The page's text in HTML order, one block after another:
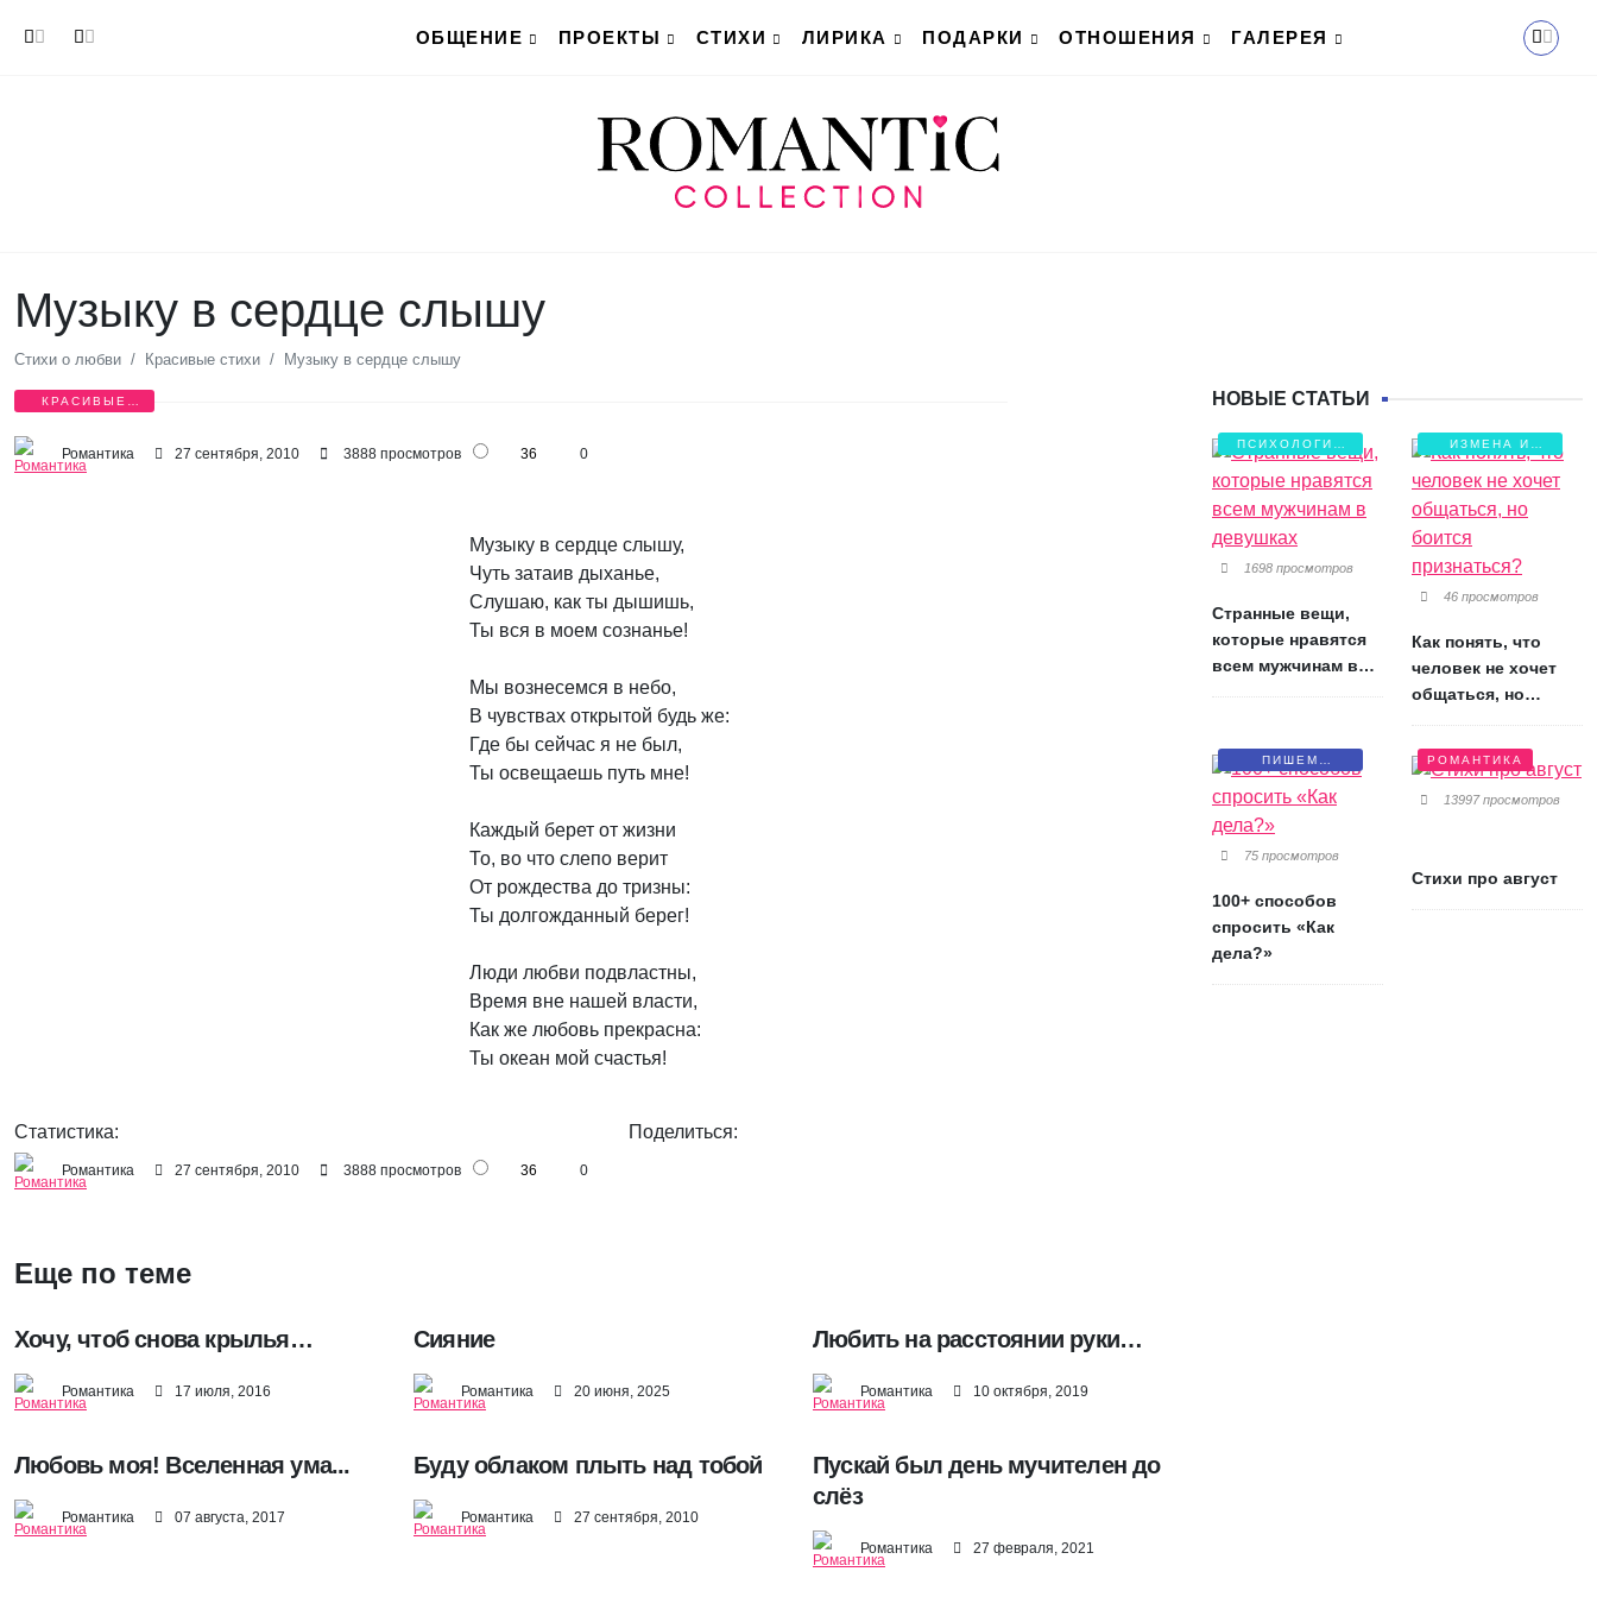
ОБЩЕНИЕ
ПРОЕКТЫ СТИХИ ЛИРИКА ПОДАРКИ ОТНОШЕНИЯ ГАЛЕРЕЯ
Музыку в сердце слышу
Стихи о любви Красивые стихи Музыку в сердце слышу
КРАСИВЫЕ
Романтика 27 сентября, 2010 3888 просмотров 36 0
Музыку в сердце слышу,
Чуть затаив дыханье,
Слушаю, как ты дышишь,
Ты вся в моем сознанье!
Мы вознесемся в небо,
В чувствах открытой будь же:
Где бы сейчас я не был,
Ты освещаешь путь мне!
Каждый берет от жизни
То, во что слепо верит
От рождества до тризны:
Ты долгожданный берег!
Люди любви подвластны,
Время вне нашей власти,
Как же любовь прекрасна:
Статистика:
Романтика 27 сентября, 2010 3888 просмотров 36 0
Поделиться:
Еще по теме
Хочу, чтоб снова крылья…
Романтика 17 июля, 2016
Сияние
Романтика 20 июня, 2025
Любить на расстоянии руки…
Романтика 10 октября, 2019
Любовь моя! Вселенная ума...
Романтика 07 августа, 2017
Буду облаком плыть над тобой
Романтика 27 сентября, 2010
Пускай был день мучителен до
слёз
Романтика 27 февраля, 2021
НОВЫЕ СТАТЬИ
ПСИХОЛОГИЯ
ЛЮБВИ
1698 просмотров
Странные вещи,
которые нравятся
всем мужчинам в
ИЗМЕНА И
БОЛЬ
46 просмотров
Как понять, что
человек не хочет
общаться, но
ПИШЕМ
ПИСЬМА
75 просмотров
100+ способов
спросить «Как
дела?»
РОМАНТИКА
13997 просмотров
Стихи про август